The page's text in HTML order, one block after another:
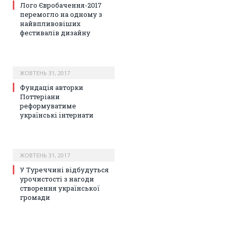
Лого Євробачення-2017
перемогло на одному з
найвпливовіших
фестивалів дизайну
ЖОВТЕНЬ 31, 2017
Фундація авторки
Поттеріани
реформуватиме
українські інтернати
ЖОВТЕНЬ 31, 2017
У Туреччині відбудуться
урочистості з нагоди
створення української
громади